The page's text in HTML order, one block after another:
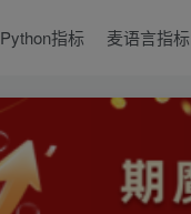
Python指标 麦语言指标